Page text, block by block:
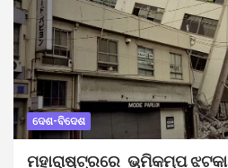
ଦେଶ-ବିଦେଶ
ମହାରାଷ୍ଟ୍ରରେ ଭୂମିକମ୍ପ ଝଟକା